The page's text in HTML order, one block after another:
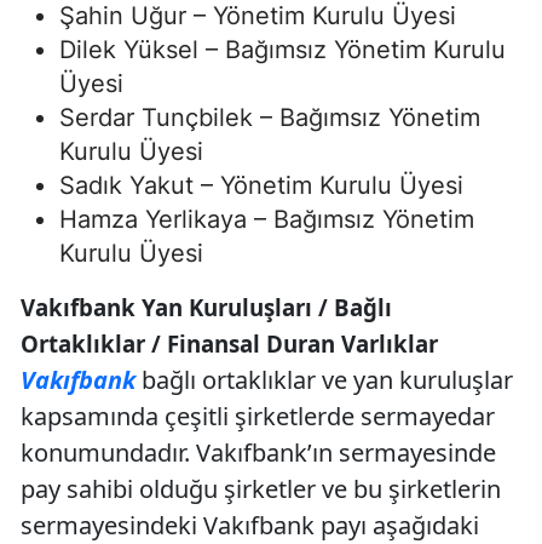
Şahin Uğur – Yönetim Kurulu Üyesi
Dilek Yüksel – Bağımsız Yönetim Kurulu
Üyesi
Serdar Tunçbilek – Bağımsız Yönetim
Kurulu Üyesi
Sadık Yakut – Yönetim Kurulu Üyesi
Hamza Yerlikaya – Bağımsız Yönetim
Kurulu Üyesi
Vakıfbank Yan Kuruluşları / Bağlı
Ortaklıklar / Finansal Duran Varlıklar
Vakıfbankbağlı ortaklıklar ve yan kuruluşlar
kapsamında çeşitli şirketlerde sermayedar
konumundadır. Vakıfbank’ın sermayesinde
pay sahibi olduğu şirketler ve bu şirketlerin
sermayesindeki Vakıfbank payı aşağıdaki